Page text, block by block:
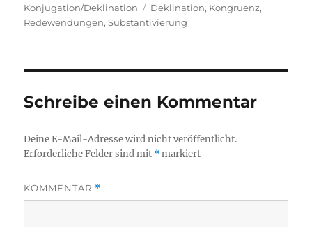
am
Konjugation/Deklination
Schlagwörter
Deklination, Kongruenz,
Redewendungen,Substantivierung
Schreibe einen Kommentar
Deine E-Mail-Adresse wird nicht veröffentlicht.
Erforderliche Felder sind mit *markiert
KOMMENTAR *